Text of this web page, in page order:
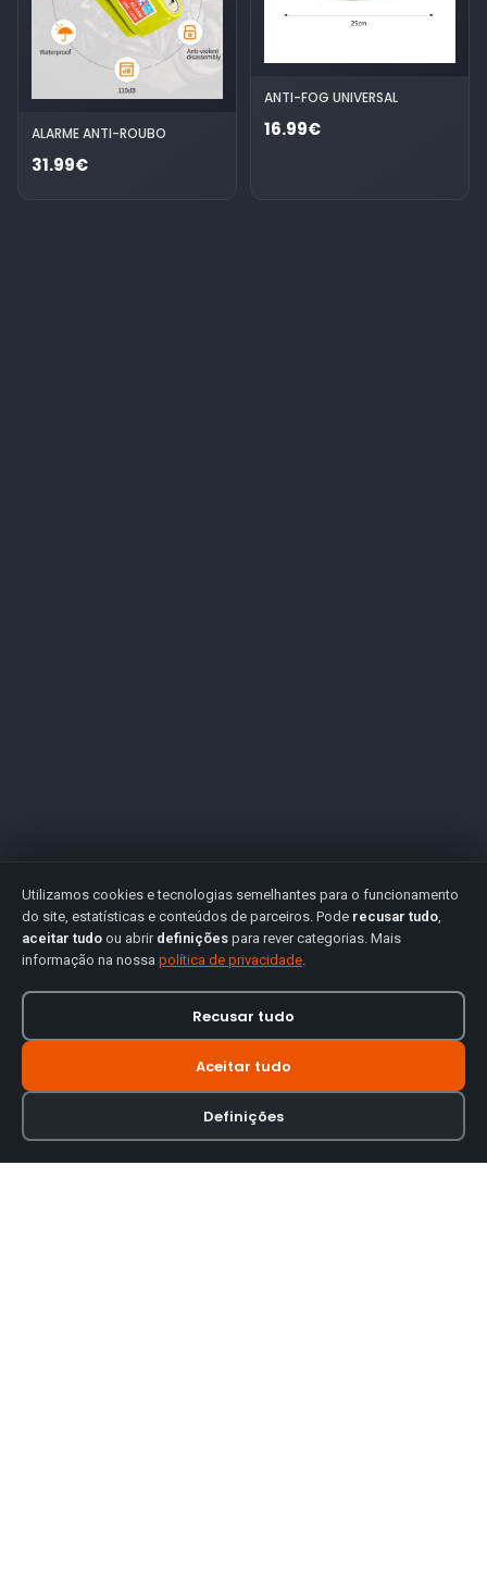
ALARME ANTI-ROUBO
31.99€
ANTI-FOG UNIVERSAL
16.99€
Utilizamos cookies e tecnologias semelhantes para o funcionamento
do site, estatísticas e conteúdos de parceiros. Pode recusar tudo,
aceitar tudo ou abrir definições para rever categorias. Mais
informação na nossa política de privacidade.
Recusar tudo
Aceitar tudo
Definições